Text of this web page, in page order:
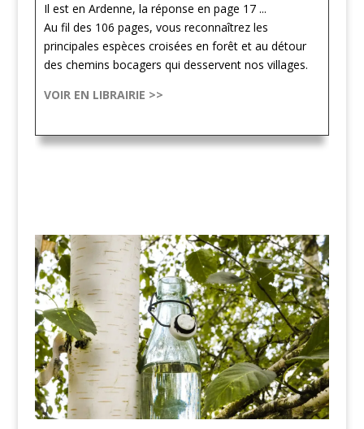
Il est en Ardenne, la réponse en page 17 ...
Au fil des 106 pages, vous reconnaîtrez les
principales espèces croisées en forêt et au détour
des chemins bocagers qui desservent nos villages.
VOIR EN LIBRAIRIE >>